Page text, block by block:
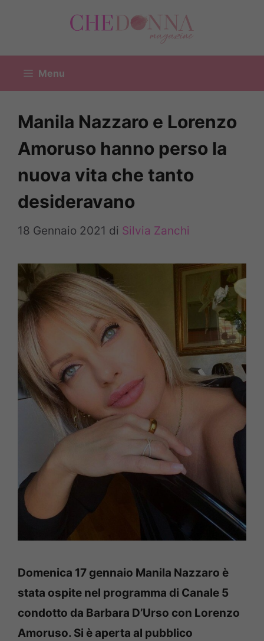
Menu
Manila Nazzaro e Lorenzo
Amoruso hanno perso la
nuova vita che tanto
desideravano
18 Gennaio 2021 di Silvia Zanchi
Domenica 17 gennaio Manila Nazzaro è
stata ospite nel programma di Canale 5
condotto da Barbara D’Urso con Lorenzo
Amoruso. Si è aperta al pubblico